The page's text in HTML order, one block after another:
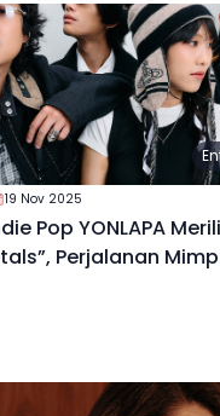
19 Nov 2025
Pop YONLAPA
Perjalanan Mimp